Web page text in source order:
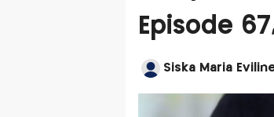
Episode
Siska Maria